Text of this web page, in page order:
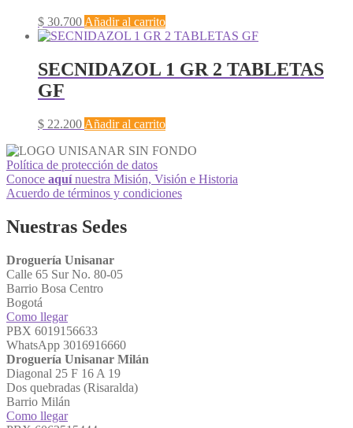
$ 30.700 Añadir al carrito
SECNIDAZOL 1 GR 2 TABLETAS
GF
$ 22.200 Añadir al carrito
Política de protección de datos
Conoce aquínuestra Misión, Visión e Historia
Acuerdo de términos y condiciones
Nuestras Sedes
Droguería Unisanar
Calle 65 Sur No. 80-05
Barrio Bosa Centro
Bogotá
Como llegar
PBX 6019156633
WhatsApp 3016916660
Droguería Unisanar Milán
Diagonal 25 F 16 A 19
Dos quebradas (Risaralda)
Barrio Milán
Como llegar